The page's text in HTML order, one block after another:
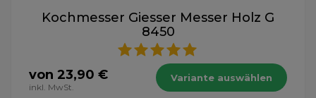
Kochmesser Giesser Messer Holz G
8450
von 23,90 €
inkl. MwSt.
Variante auswählen